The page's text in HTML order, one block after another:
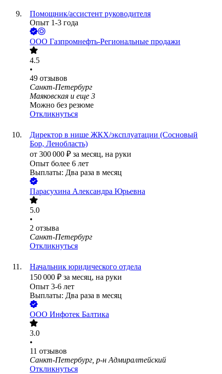
Помощник/ассистент руководителя
Опыт 1-3 года
ООО Газпромнефть-Региональные продажи
4.5
•
49 отзывов
Санкт-Петербург
Маяковская и еще 3
Можно без резюме
Откликнуться
Директор в нише ЖКХ/эксплуатации (Сосновый
Бор, Ленобласть)
от 300 000 ₽ за месяц, на руки
Опыт более 6 лет
Выплаты: Два раза в месяц
Парасухина Александра Юрьевна
5.0
•
2 отзыва
Санкт-Петербург
Откликнуться
Начальник юридического отдела
150 000 ₽ за месяц, на руки
Опыт 3-6 лет
Выплаты: Два раза в месяц
ООО Инфотек Балтика
3.0
•
11 отзывов
Санкт-Петербург, р-н Адмиралтейский
Откликнуться